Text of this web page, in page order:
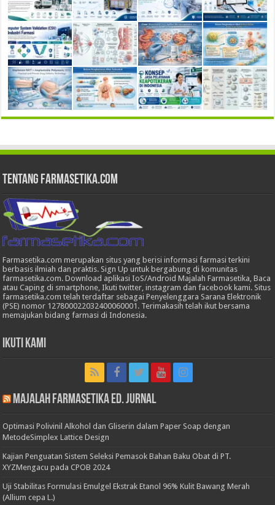
Tentang Farmasetika.com
Farmasetika.com merupakan situs yang berisi informasi farmasi terkini
berbasis ilmiah dan praktis. Sign Up untuk bergabung di komunitas
farmasetika.com. Download aplikasi IoS/Android Majalah Farmasetika, Baca
atau Caping di smartphone, Ikuti twitter, instagram dan facebook kami. Situs
farmasetika.com telah terdaftar sebagai Penyelenggara Sarana Elektronik
(PSE) nomor 127800022032400060001. Terimakasih telah ikut bersama
memajukan bidang farmasi di Indonesia.
Ikuti Kami
Majalah Farmasetika Ed. Jurnal
Optimasi Polivinil Alkohol dan Gliserin dalam Paper Soap dengan
MetodeSimplex Lattice Design
Kajian Penguatan Sistem Seleksi Pemasok Bahan Baku Obat di PT.
XYZMengacu pada CPOB 2024
Uji Stabilitas Formulasi Emulgel Ekstrak Etanol 96% Kulit Bawang Merah
(Allium cepa L.)